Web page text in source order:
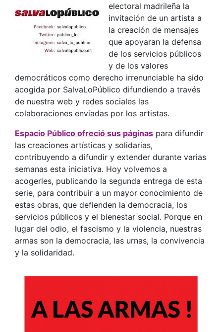
electoral madrileña la
invitación de un artista a
la creación de mensajes
que apoyaran la defensa
de los servicios públicos
y de los valores
democráticos como derecho irrenunciable ha sido
acogida por SalvaLoPúblico difundiendo a través
de nuestra web y redes sociales las
colaboraciones enviadas por los artistas.
Espacio Público ofreció sus páginas para difundir
las creaciones artísticas y solidarias,
contribuyendo a difundir y extender durante varias
semanas esta iniciativa. Hoy volvemos a
acogerles, publicando la segunda entrega de esta
serie, para contribuir a un mayor conocimiento de
estas obras, que defienden la democracia, los
servicios públicos y el bienestar social. Porque en
lugar del odio, el fascismo y la violencia, nuestras
armas son la democracia, las urnas, la convivencia
y la solidaridad.